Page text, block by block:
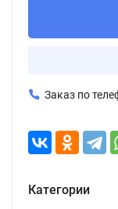
Заказ по
Категории